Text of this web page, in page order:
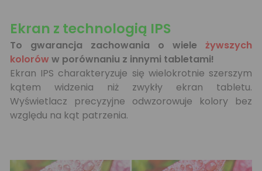
Ekran z technologią IPS
To gwarancja zachowania o wiele żywszych
kolorów w porównaniu z innymi tabletami!
Ekran IPS charakteryzuje się wielokrotnie szerszym
kątem widzenia niż zwykły ekran tabletu.
Wyświetlacz precyzyjne odwzorowuje kolory bez
względu na kąt patrzenia.